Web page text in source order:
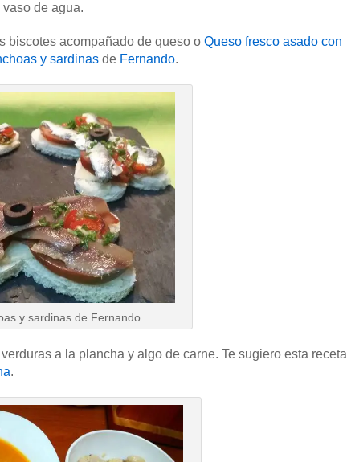
de agua.
biscotes acompañado de queso o Queso fresco asado con
y sardinas de Fernando.
y sardinas de Fernando
a la plancha y algo de carne. Te sugiero esta receta
.